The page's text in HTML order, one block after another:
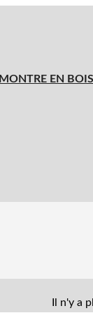
MONTRE EN BOIS
Il n'y a